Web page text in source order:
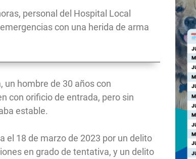
personal del Hospital Local
con una herida de arma
un hombre de 30 años con
con orificio de entrada, pero sin
estable.
el 18 de marzo de 2023 por un delito
en grado de tentativa, y un delito